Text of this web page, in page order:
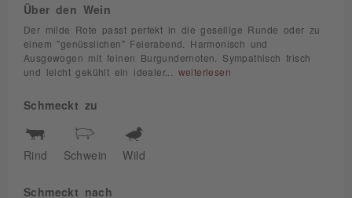
Über den Wein
Der milde Rote passt perfekt in die gesellige Runde oder zu
einem "genüsslichen" Feierabend. Harmonisch und
Ausgewogen mit feinen Burgundernoten. Sympathisch frisch
und leicht gekühlt ein idealer... weiterlesen
Schmeckt zu
Rind Schwein Wild
Schmeckt nach